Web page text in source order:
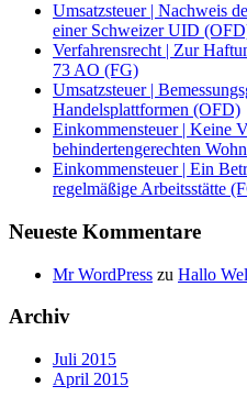
Umsatzsteuer | Nachweis
einer Schweizer UID
Verfahrensrecht | Zur
73 AO (FG)
Umsatzsteuer |
Handelsplattformen (OFD)
Einkommensteuer | Keine
behindertengerechten
Einkommensteuer | Ein
regelmäßige Arbeitsstätte
Neueste Kommentare
Mr WordPress zu Hallo
Archiv
Juli 2015
April 2015